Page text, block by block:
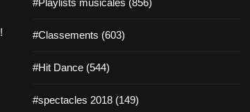
#Playlists musicales (856)
#Classements (603)
#Hit Dance (544)
#spectacles 2018 (149)